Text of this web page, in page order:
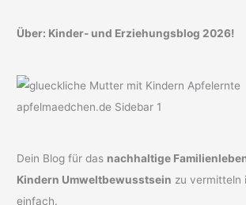
Über: Kinder- und Erziehungsblog 2026!
Dein Blog für das nachhaltige
Kindern Umweltbewusstsein zu vermitteln
einfach.